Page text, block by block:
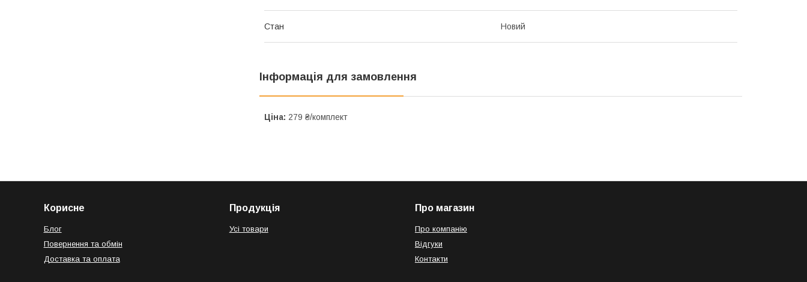
Стан Новий
Інформація для замовлення
Ціна: 279 ₴/комплект
Корисне
Блог
Повернення та обмін
Доставка та оплата
Продукція
Усі товари
Про магазин
Про компанію
Відгуки
Контакти